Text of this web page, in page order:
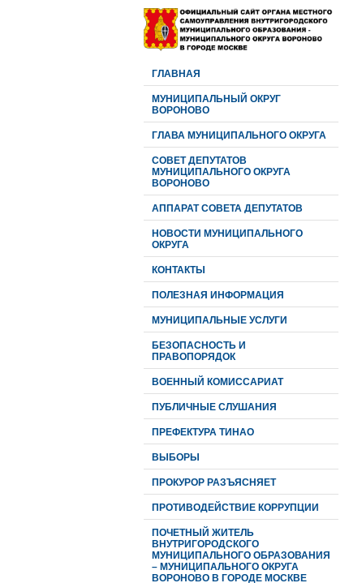
ГЛАВНАЯ
МУНИЦИПАЛЬНЫЙ ОКРУГ
ВОРОНОВО
ГЛАВА МУНИЦИПАЛЬНОГО ОКРУГА
CОВЕТ ДЕПУТАТОВ
МУНИЦИПАЛЬНОГО ОКРУГА
ВОРОНОВО
АППАРАТ СОВЕТА ДЕПУТАТОВ
НОВОСТИ МУНИЦИПАЛЬНОГО
ОКРУГА
КОНТАКТЫ
ПОЛЕЗНАЯ ИНФОРМАЦИЯ
МУНИЦИПАЛЬНЫЕ УСЛУГИ
БЕЗОПАСНОСТЬ И
ПРАВОПОРЯДОК
ВОЕННЫЙ КОМИССАРИАТ
ПУБЛИЧНЫЕ СЛУШАНИЯ
ПРЕФЕКТУРА ТИНАО
ВЫБОРЫ
ПРОКУРОР РАЗЪЯСНЯЕТ
ПРОТИВОДЕЙСТВИЕ КОРРУПЦИИ
ПОЧЕТНЫЙ ЖИТЕЛЬ
ВНУТРИГОРОДСКОГО
МУНИЦИПАЛЬНОГО ОБРАЗОВАНИЯ
– МУНИЦИПАЛЬНОГО ОКРУГА
ВОРОНОВО В ГОРОДЕ МОСКВЕ